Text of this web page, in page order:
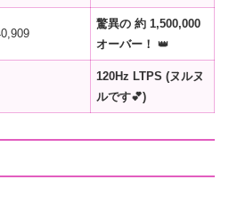
驚異の 約 1,500,000
オーバー！ 👑
120Hz LTPS (ヌルヌ
ルです💕)